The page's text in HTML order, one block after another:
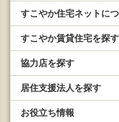
すこやか住宅ネットに
すこやか賃貸住宅を探す
協力店を探す
居住支援法人を探す
お役立ち情報